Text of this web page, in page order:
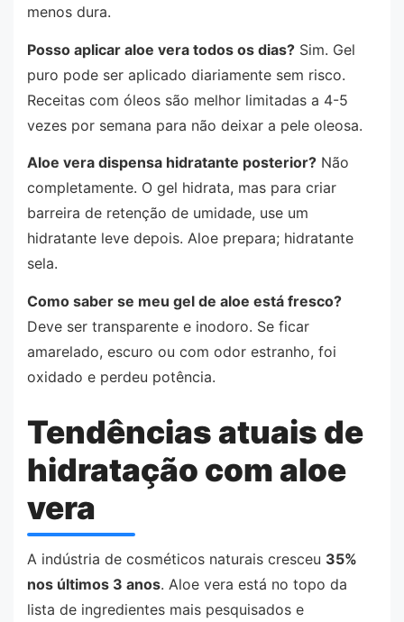
menos dura.
Posso aplicar aloe vera todos os dias? Sim. Gel
puro pode ser aplicado diariamente sem risco.
Receitas com óleos são melhor limitadas a 4-5
vezes por semana para não deixar a pele oleosa.
Aloe vera dispensa hidratante posterior? Não
completamente. O gel hidrata, mas para criar
barreira de retenção de umidade, use um
hidratante leve depois. Aloe prepara; hidratante
sela.
Como saber se meu gel de aloe está fresco?
Deve ser transparente e inodoro. Se ficar
amarelado, escuro ou com odor estranho, foi
oxidado e perdeu potência.
Tendências atuais de
hidratação com aloe
vera
A indústria de cosméticos naturais cresceu 35%
nos últimos 3 anos. Aloe vera está no topo da
lista de ingredientes mais pesquisados e